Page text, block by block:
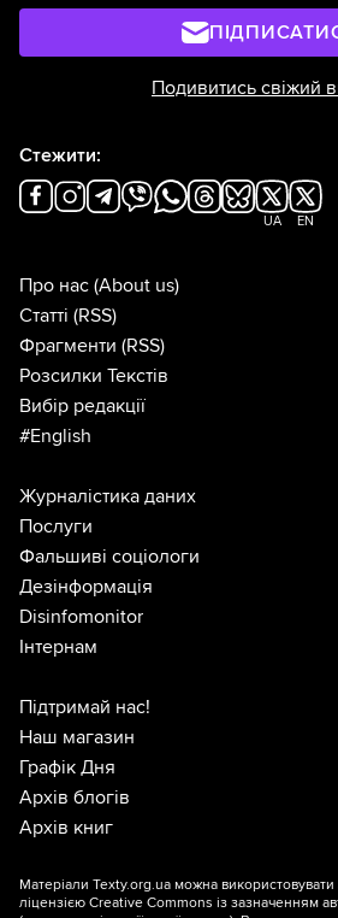
Подивитись свіжий
Стежити:
UA EN
Про нас (About us)
Статті (RSS)
Фрагменти (RSS)
Розсилки Текстів
Вибір редакції
#English
Журналістика даних
Послуги
Фальшиві соціологи
Дезінформація
Disinfomonitor
Інтернам
Підтримай нас!
Наш магазин
Графік Дня
Архів блогів
Архів книг
Матеріали Texty.org.ua можна використовувати
ліцензією Creative Commons із зазначенням